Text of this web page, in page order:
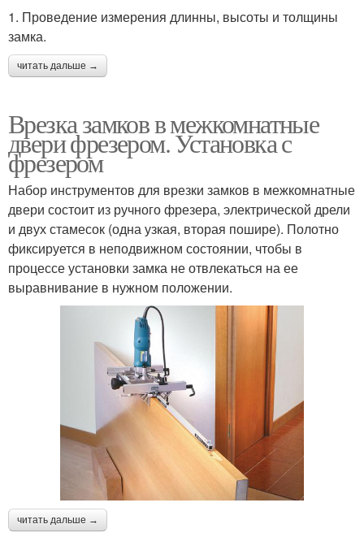
1. Проведение измерения длинны, высоты и толщины
замка.
читать дальше →
Врезка замков в межкомнатные
двери фрезером. Установка с
фрезером
Набор инструментов для врезки замков в межкомнатные
двери состоит из ручного фрезера, электрической дрели
и двух стамесок (одна узкая, вторая пошире). Полотно
фиксируется в неподвижном состоянии, чтобы в
процессе установки замка не отвлекаться на ее
выравнивание в нужном положении.
читать дальше →